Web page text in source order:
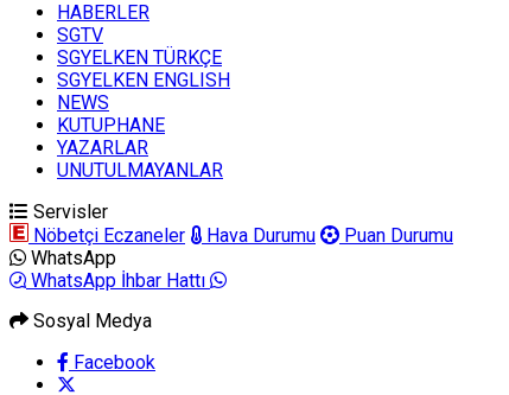
HABERLER
SGTV
SGYELKEN TÜRKÇE
SGYELKEN ENGLISH
NEWS
KUTUPHANE
YAZARLAR
UNUTULMAYANLAR
Servisler
Nöbetçi Eczaneler
Hava Durumu
Puan Durumu
WhatsApp
WhatsApp İhbar Hattı
Sosyal Medya
Facebook